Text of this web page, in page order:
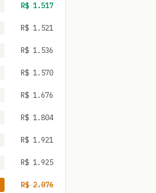
R$ 1.517
R$ 1.521
R$ 1.536
R$ 1.570
R$ 1.676
R$ 1.804
R$ 1.921
R$ 1.925
R$2.076